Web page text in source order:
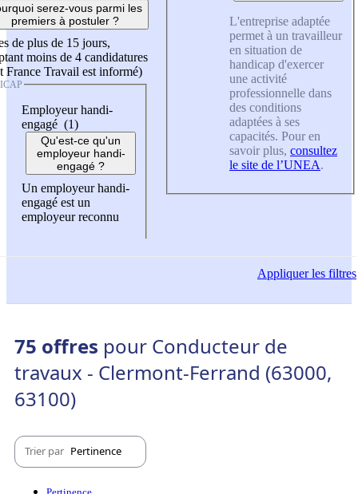
serez-vous parmi les
premiers à postuler ?
de plus de 15 jours,
moins de 4 candidatures
France Travail est informé)
Employeur handi-
engagé (1)
Qu'est-ce qu'un
employeur handi-
engagé ?
Un employeur handi-
engagé est un
employeur reconnu
L'entreprise adaptée
permet à un travailleur
en situation de
handicap d'exercer
une activité
professionnelle dans
des conditions
adaptées à ses
capacités. Pour en
savoir plus, consultez
le site de l’UNEA.
Appliquerles filtres
75 offres pour Conducteur de
travaux - Clermont-Ferrand (63000,
63100)
Trier par Pertinence